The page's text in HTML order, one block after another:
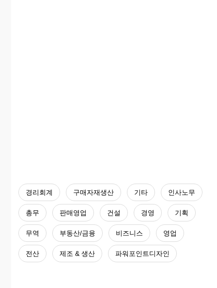
경리회계 구매자재생산 기타 인사노무
총무 판매영업 건설 경영 기획
무역 부동산/금융 비즈니스 영업
전산 제조 & 생산 파워포인트디자인